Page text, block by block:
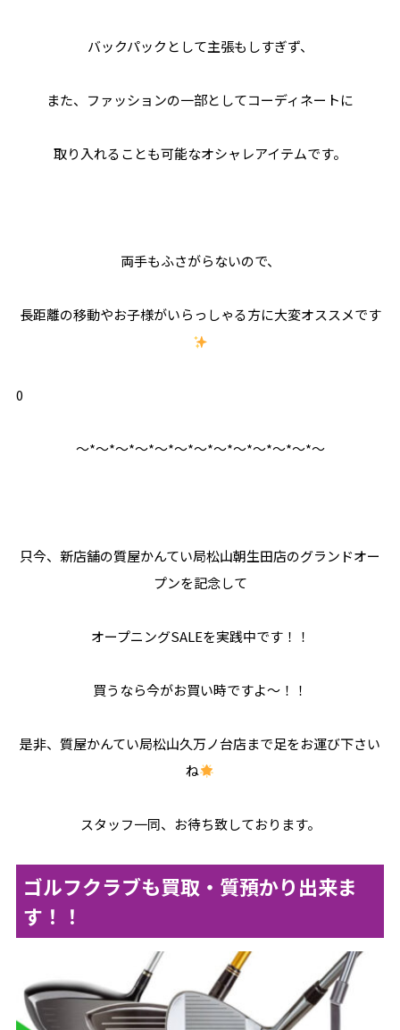
バックパックとして主張もしすぎず、
また、ファッションの一部としてコーディネートに
取り入れることも可能なオシャレアイテムです。
両手もふさがらないので、
長距離の移動やお子様がいらっしゃる方に大変オススメです
0
～*～*～*～*～*～*～*～*～*～*～*～*～
只今、新店舗の質屋かんてい局松山朝生田店のグランドオー
プンを記念して
オープニングSALEを実践中です！！
買うなら今がお買い時ですよ～！！
是非、質屋かんてい局松山久万ノ台店まで足をお運び下さい
ね
スタッフ一同、お待ち致しております。
ゴルフクラブも買取・質預かり出来ま
す！！